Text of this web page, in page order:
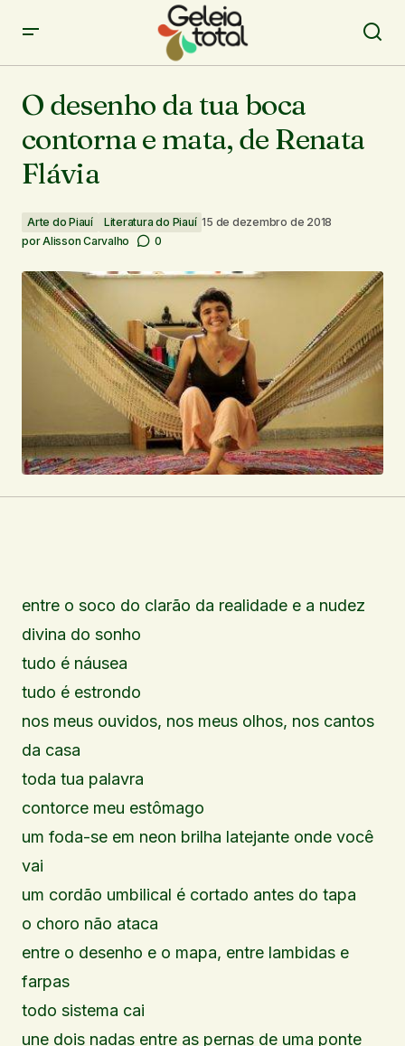
Flávia
O desenho da tua boca
contorna e mata, de Renata
Flávia
Arte do Piauí Literatura do Piauí 15 de dezembro de 2018
porAlisson Carvalho 0
entre o soco do clarão da realidade e a nudez
divina do sonho
tudo é náusea
tudo é estrondo
nos meus ouvidos, nos meus olhos, nos cantos
da casa
toda tua palavra
contorce meu estômago
um foda-se em neon brilha latejante onde você
vai
um cordão umbilical é cortado antes do tapa
o choro não ataca
entre o desenho e o mapa, entre lambidas e
farpas
todo sistema cai
une dois nadas entre as pernas de uma ponte